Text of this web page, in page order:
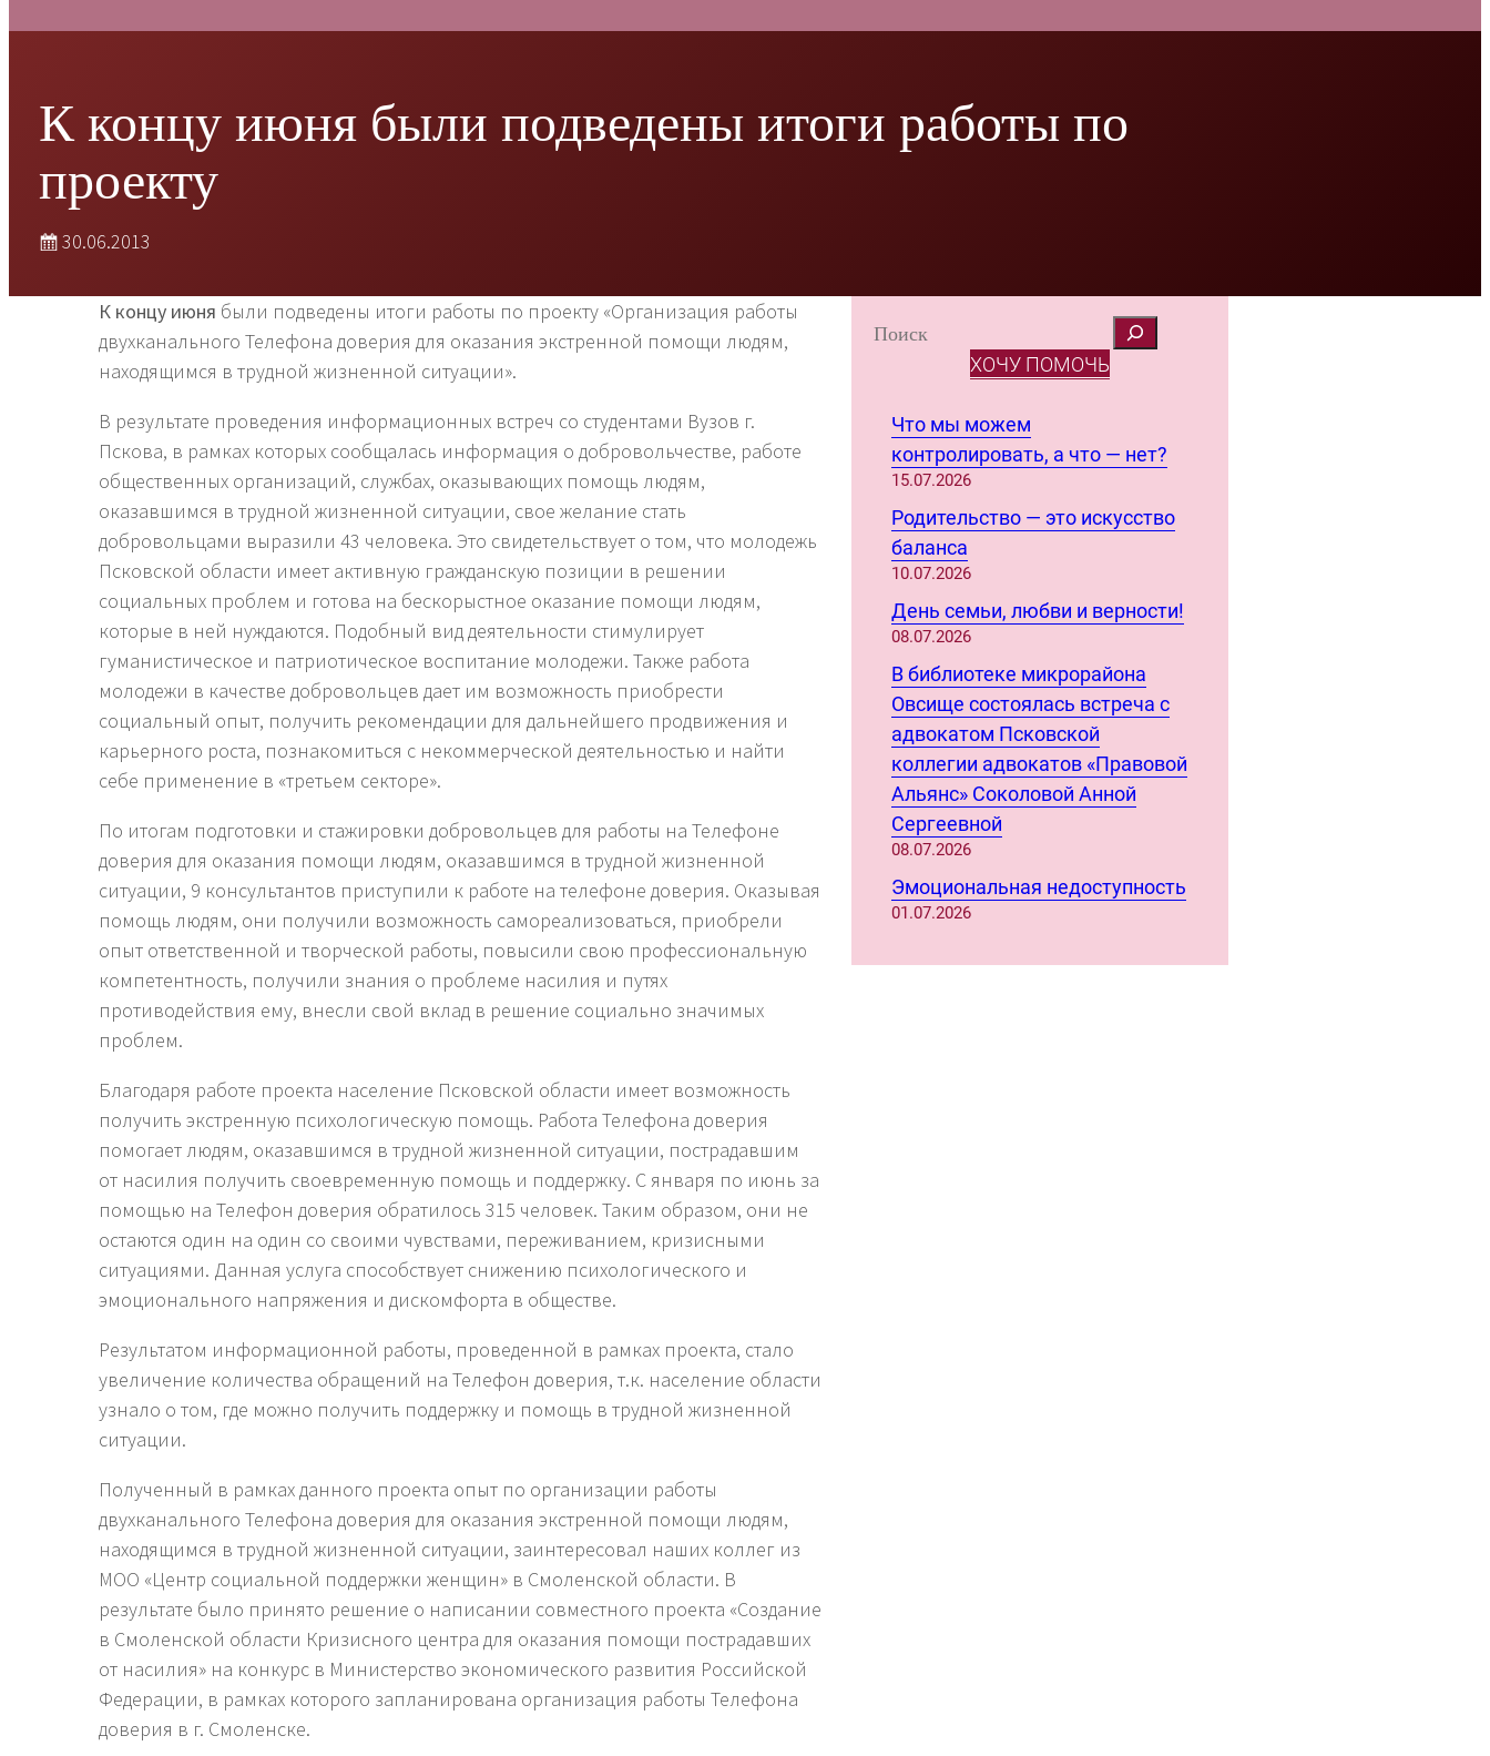
К концу июня были подведены итоги работы по
проекту
30.06.2013
К концу июня были подведены итоги работы по проекту «Организация работы
двухканального Телефона доверия для оказания экстренной помощи людям,
находящимся в трудной жизненной ситуации».
В результате проведения информационных встреч со студентами Вузов г.
Пскова, в рамках которых сообщалась информация о добровольчестве, работе
общественных организаций, службах, оказывающих помощь людям,
оказавшимся в трудной жизненной ситуации, свое желание стать
добровольцами выразили 43 человека. Это свидетельствует о том, что молодежь
Псковской области имеет активную гражданскую позиции в решении
социальных проблем и готова на бескорыстное оказание помощи людям,
которые в ней нуждаются. Подобный вид деятельности стимулирует
гуманистическое и патриотическое воспитание молодежи. Также работа
молодежи в качестве добровольцев дает им возможность приобрести
социальный опыт, получить рекомендации для дальнейшего продвижения и
карьерного роста, познакомиться с некоммерческой деятельностью и найти
себе применение в «третьем секторе».
По итогам подготовки и стажировки добровольцев для работы на Телефоне
доверия для оказания помощи людям, оказавшимся в трудной жизненной
ситуации, 9 консультантов приступили к работе на телефоне доверия. Оказывая
помощь людям, они получили возможность самореализоваться, приобрели
опыт ответственной и творческой работы, повысили свою профессиональную
компетентность, получили знания о проблеме насилия и путях
противодействия ему, внесли свой вклад в решение социально значимых
проблем.
Благодаря работе проекта население Псковской области имеет возможность
получить экстренную психологическую помощь. Работа Телефона доверия
помогает людям, оказавшимся в трудной жизненной ситуации, пострадавшим
от насилия получить своевременную помощь и поддержку. С января по июнь за
помощью на Телефон доверия обратилось 315 человек. Таким образом, они не
остаются один на один со своими чувствами, переживанием, кризисными
ситуациями. Данная услуга способствует снижению психологического и
эмоционального напряжения и дискомфорта в обществе.
Результатом информационной работы, проведенной в рамках проекта, стало
увеличение количества обращений на Телефон доверия, т.к. население области
узнало о том, где можно получить поддержку и помощь в трудной жизненной
ситуации.
Полученный в рамках данного проекта опыт по организации работы
двухканального Телефона доверия для оказания экстренной помощи людям,
находящимся в трудной жизненной ситуации, заинтересовал наших коллег из
МОО «Центр социальной поддержки женщин» в Смоленской области. В
результате было принято решение о написании совместного проекта «Создание
в Смоленской области Кризисного центра для оказания помощи пострадавших
от насилия» на конкурс в Министерство экономического развития Российской
Федерации, в рамках которого запланирована организация работы Телефона
доверия в г. Смоленске.
S
ХОЧУ ПОМОЧЬ
Что мы можем
контролировать, а что — нет?
15.07.2026
Родительство — это искусство
баланса
10.07.2026
День семьи, любви и верности!
08.07.2026
В библиотеке микрорайона
Овсище состоялась встреча с
адвокатом Псковской
коллегии адвокатов «Правовой
Альянс» Соколовой Анной
Сергеевной
08.07.2026
Эмоциональная недоступность
01.07.2026